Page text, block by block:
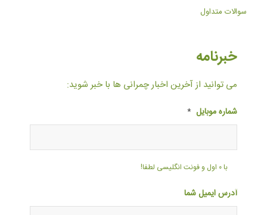
سوالات متداول
خبرنامه
می توانید از آخرین اخبار چمرانی ها با خبر شوید:
شماره موبایل *
با ۰ اول و فونت انگلیسی لطفا!
آدرس ایمیل شما